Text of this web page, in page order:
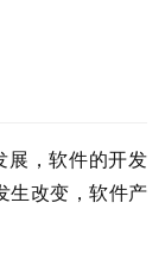
展，软件的开发
生改变，软件产